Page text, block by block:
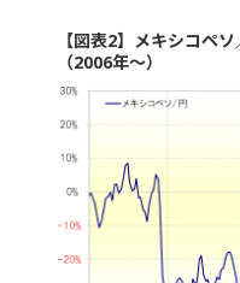
【図表2】メキシコペ
（2006年～）